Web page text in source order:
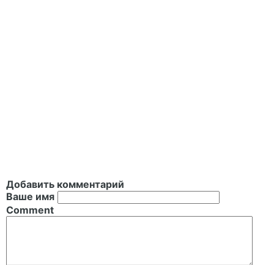
Добавить комментарий
Ваше имя
Comment